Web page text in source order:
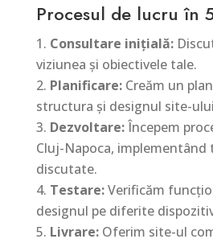
Procesul de lucru în
Consultare inițială:
viziunea și obiectivele tale.
Planificare:Creăm un
structura și designul site-
Dezvoltare:Începem
Cluj-Napoca,
discutate.
Testare:Verificăm
designul pe diferite
Livrare:Oferim site-ul